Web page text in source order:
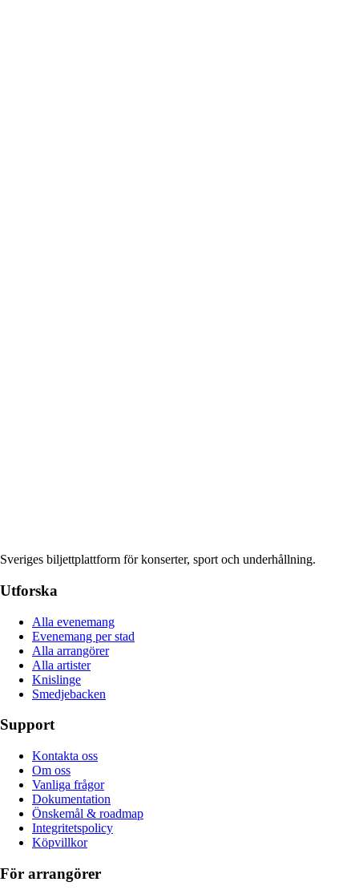
Sveriges biljettplattform för konserter, sport och underhållning.
Utforska
Alla evenemang
Evenemang per stad
Alla arrangörer
Alla artister
Knislinge
Smedjebacken
Support
Kontakta oss
Om oss
Vanliga frågor
Dokumentation
Önskemål & roadmap
Integritetspolicy
Köpvillkor
För arrangörer